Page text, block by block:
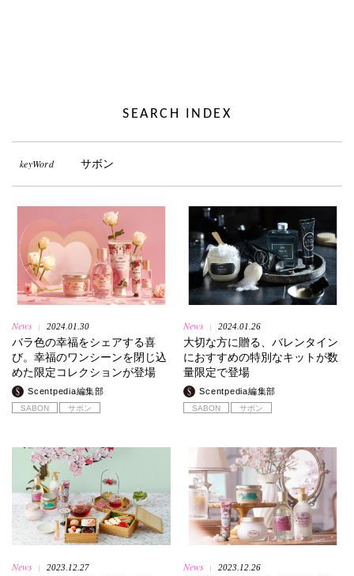
SEARCH INDEX
keyWord サボン
News 2024.01.30
バラ色の幸福をシェアする喜
び。幸福のワンシーンを閉じ込
めた限定コレクションが登場
Scentpedia編集部
SABON サボン
News 2024.01.26
大切な方に贈る、バレンタイン
におすすめの特別なキットが数
量限定で登場
Scentpedia編集部
SABON サボン
News 2023.12.27 News 2023.12.26